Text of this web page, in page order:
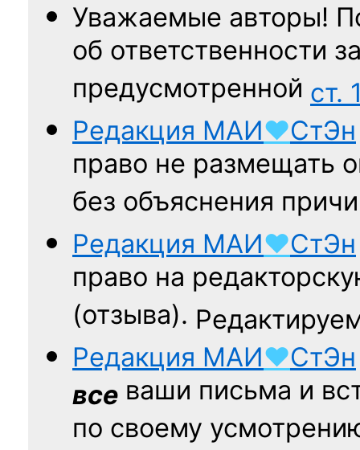
Уважаемые авторы!
об ответственности
предусмотренной ст.
Редакция МАИ♥СтЭн
право не размещать
без объяснения
Редакция МАИ♥СтЭн
право на
(отзыва).
Редакция МАИ♥СтЭн
все ваши письма и
по своему